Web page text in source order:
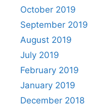
October 2019
September 2019
August 2019
July 2019
February 2019
January 2019
December 2018